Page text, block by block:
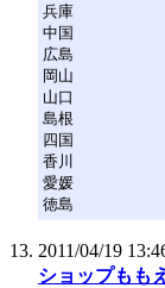
兵庫
中国
広島
岡山
山口
島根
四国
香川
愛媛
徳島
2011/04/19
ショップもも